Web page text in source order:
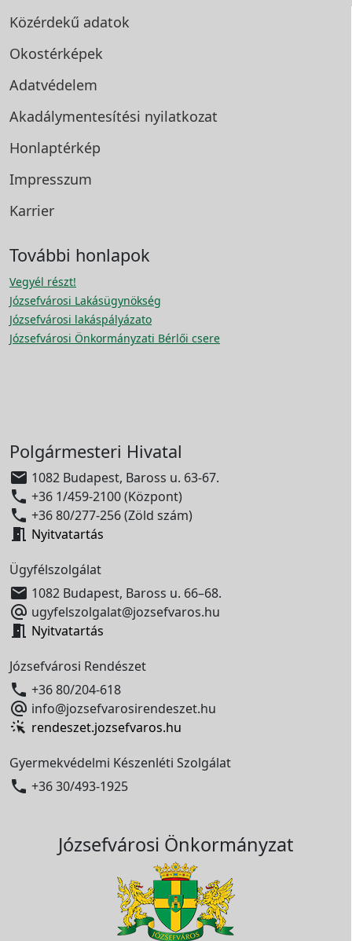
Közérdekű adatok
Okostérképek
Adatvédelem
Akadálymentesítési nyilatkozat
Honlaptérkép
Impresszum
Karrier
További honlapok
Vegyél részt!
Józsefvárosi Lakásügynökség
Józsefvárosi lakáspályázato
Józsefvárosi Önkormányzati Bérlői csere
Polgármesteri Hivatal
 1082 Budapest, Baross u. 63-67.
 +36 1/459-2100 (Központ)
 +36 80/277-256 (Zöld szám)
 Nyitvatartás
Ügyfélszolgálat
 1082 Budapest, Baross u. 66–68.
 ugyfelszolgalat@jozsefvaros.hu
 Nyitvatartás
Józsefvárosi Rendészet
 +36 80/204-618
 info@jozsefvarosirendeszet.hu
rendeszet.jozsefvaros.hu
Gyermekvédelmi Készenléti Szolgálat
 +36 30/493-1925
Józsefvárosi Önkormányzat